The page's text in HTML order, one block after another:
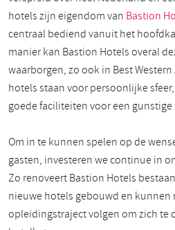
hotels zijn eigendom van Bastion
centraal bediend vanuit het
manier kan Bastion Hotels overal
waarborgen, zo ook in Best
hotels staan voor persoonlijke
goede faciliteiten voor een gunstige
Om in te kunnen spelen op de
gasten, investeren we continue in
Zo renoveert Bastion Hotels
nieuwe hotels gebouwd en kunnen
opleidingstraject volgen om zich te